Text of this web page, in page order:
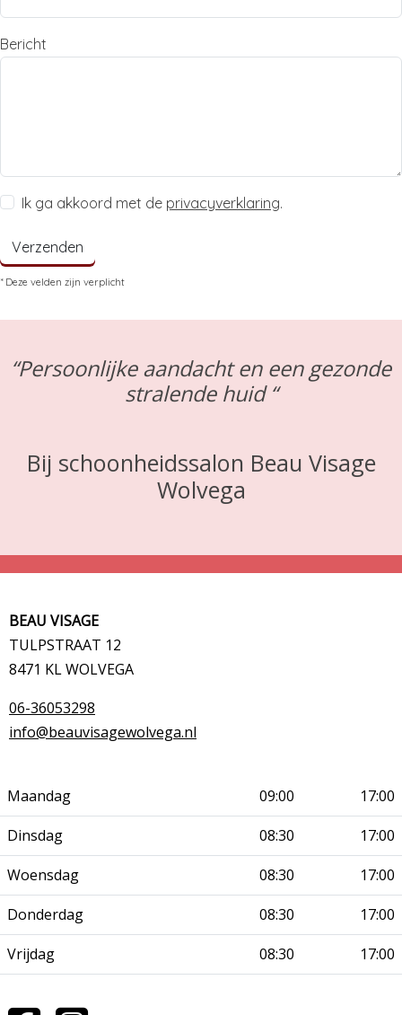
Bericht
Ik ga akkoord met de privacyverklaring.
Verzenden
* Deze velden zijn verplicht
“Persoonlijke aandacht en een gezonde
stralende huid “
Bij schoonheidssalon Beau Visage
Wolvega
BEAU VISAGE
TULPSTRAAT 12
8471 KL WOLVEGA
06-36053298
info@beauvisagewolvega.nl
Maandag 09:00
17:00
Dinsdag
08:30
17:00
Woensdag
08:30
17:00
Donderdag
08:30
17:00
Vrijdag
08:30 17:00